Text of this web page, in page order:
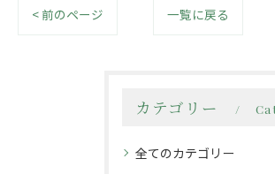
< 前のページ 一覧に戻る
カテゴリー
全てのカテゴリー